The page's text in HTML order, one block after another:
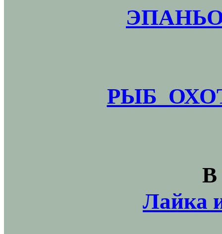
В
Лайка